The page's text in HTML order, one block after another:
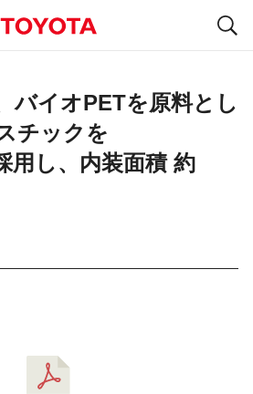
バイオPETを原料とし
チックを
用し、内装面積 約